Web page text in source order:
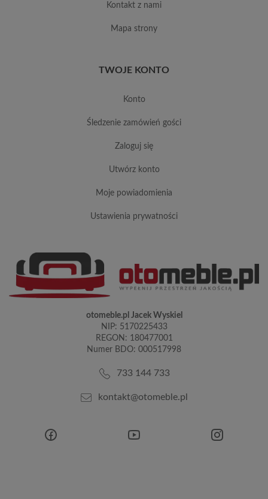
kontakt z nami
mapa strony
TWOJE KONTO
konto
śledzenie zamówień gości
zaloguj się
utwórz konto
moje powiadomienia
ustawienia prywatności
otomeble.pl Jacek Wyskiel
NIP: 5170225433
REGON: 180477001
Numer BDO: 000517998
733 144 733
kontakt@otomeble.pl